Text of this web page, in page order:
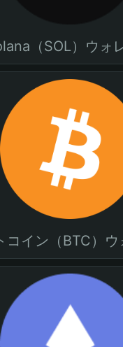
（SOL）ウォ
コイン（BTC）ウ